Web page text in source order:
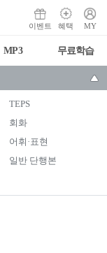
이벤트 혜택 MY
MP3 무료학습
TEPS
회화
어휘·표현
일반 단행본